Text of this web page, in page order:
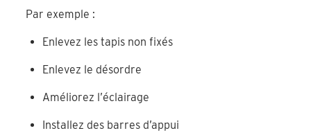
Par exemple :
Enlevez les tapis non fixés
Enlevez le désordre
Améliorez l’éclairage
Installez des barres d’appui